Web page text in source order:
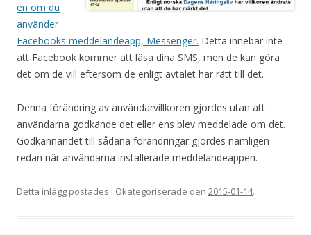
en om du
använder
Facebooks meddelandeapp, Messenger. Detta innebär inte
att Facebook kommer att läsa dina SMS, men de kan göra
det om de vill eftersom de enligt avtalet har rätt till det.
Denna förändring av användarvillkoren gjordes utan att
användarna godkände det eller ens blev meddelade om det.
Godkännandet till sådana förändringar gjordes nämligen
redan när användarna installerade meddelandeappen.
Detta inlägg postades i Okategoriserade den 2015-01-14.